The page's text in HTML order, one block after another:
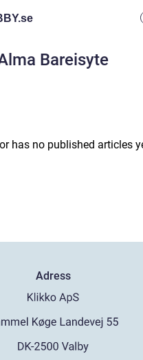
se
Bareisyte
has no published articles
Adress